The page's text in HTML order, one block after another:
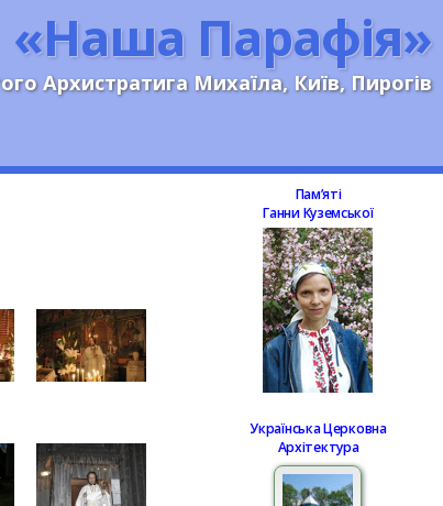
«Наша Парафія»
Архистратига Михаїла, Київ, Пирогів
Памʼяті
Ганни Куземської
Українська Церковна
Архітектура